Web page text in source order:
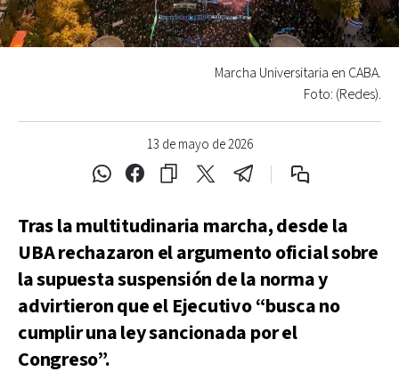
13 de mayo de 2026
Marcha Universitaria en CABA.
Foto: (Redes).
Tras la multitudinaria marcha, desde la
UBA rechazaron el argumento oficial sobre
la supuesta suspensión de la norma y
advirtieron que el Ejecutivo “busca no
cumplir una ley sancionada por el
Congreso”.